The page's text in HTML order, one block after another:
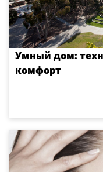
Умный дом:
комфорт